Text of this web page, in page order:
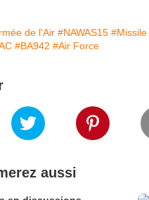
de l'Air #NAWAS15 #Missile
#BA942 #Air Force
aussi